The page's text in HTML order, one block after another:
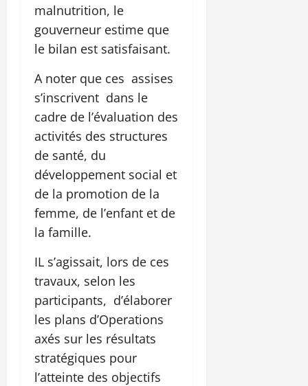
malnutrition, le
gouverneur estime que
le bilan est satisfaisant.
A noter que ces assises
s’inscrivent dans le
cadre de l’évaluation des
activités des structures
de santé, du
développement social et
de la promotion de la
femme, de l’enfant et de
la famille.
IL s’agissait, lors de ces
travaux, selon les
participants, d’élaborer
les plans d’Operations
axés sur les résultats
stratégiques pour
l’atteinte des objectifs